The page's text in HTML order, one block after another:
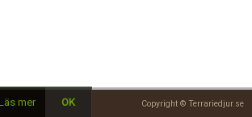
Copyright © Terrariedjur.se
mer OK